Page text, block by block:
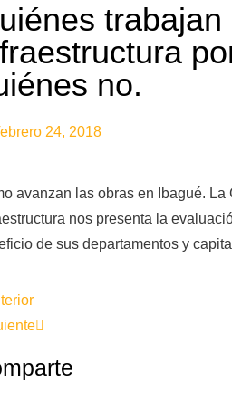
trabajan
no.
24, 2018
avanzan las obras en Ibagué.
nos presenta la
de sus departamentos y